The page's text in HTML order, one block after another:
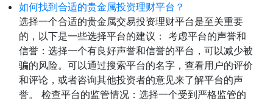
如何找到合适的贵金属投资理财平台？
选择一个合适的贵金属交易投资理财平台是至关重要
的，以下是一些选择平台的建议： 考虑平台的声誉和
信誉：选择一个有良好声誉和信誉的平台，可以减少被
骗的风险。可以通过搜索平台的名字，查看用户的评价
和评论，或者咨询其他投资者的意见来了解平台的声
誉。 检查平台的监管情况：选择一个受到严格监管的